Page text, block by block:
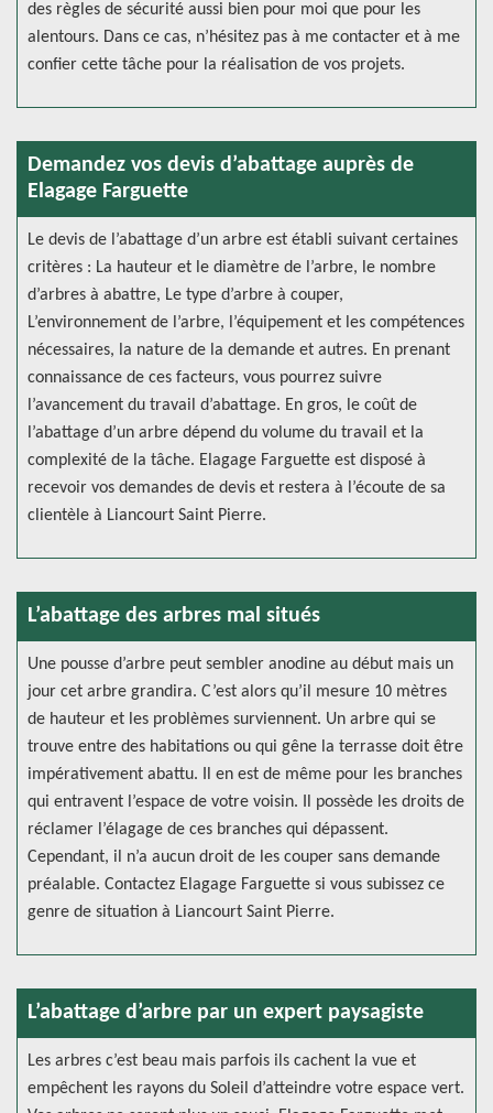
des règles de sécurité aussi bien pour moi que pour les
alentours. Dans ce cas, n’hésitez pas à me contacter et à me
confier cette tâche pour la réalisation de vos projets.
Demandez vos devis d’abattage auprès de
Elagage Farguette
Le devis de l’abattage d’un arbre est établi suivant certaines
critères : La hauteur et le diamètre de l’arbre, le nombre
d’arbres à abattre, Le type d’arbre à couper,
L’environnement de l’arbre, l’équipement et les compétences
nécessaires, la nature de la demande et autres. En prenant
connaissance de ces facteurs, vous pourrez suivre
l’avancement du travail d’abattage. En gros, le coût de
l’abattage d’un arbre dépend du volume du travail et la
complexité de la tâche. Elagage Farguette est disposé à
recevoir vos demandes de devis et restera à l’écoute de sa
clientèle à Liancourt Saint Pierre.
L’abattage des arbres mal situés
Une pousse d’arbre peut sembler anodine au début mais un
jour cet arbre grandira. C’est alors qu’il mesure 10 mètres
de hauteur et les problèmes surviennent. Un arbre qui se
trouve entre des habitations ou qui gêne la terrasse doit être
impérativement abattu. Il en est de même pour les branches
qui entravent l’espace de votre voisin. Il possède les droits de
réclamer l’élagage de ces branches qui dépassent.
Cependant, il n’a aucun droit de les couper sans demande
préalable. Contactez Elagage Farguette si vous subissez ce
genre de situation à Liancourt Saint Pierre.
L’abattage d’arbre par un expert paysagiste
Les arbres c’est beau mais parfois ils cachent la vue et
empêchent les rayons du Soleil d’atteindre votre espace vert.